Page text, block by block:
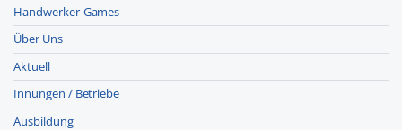
Handwerker-Games
Über Uns
Aktuell
Innungen / Betriebe
Ausbildung